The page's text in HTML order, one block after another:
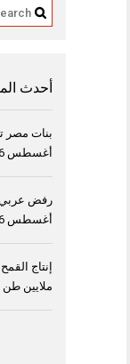
أحدث
بنات مصر
أغسطس 6, 2026
رفض عربي
أغسطس 6, 2026
ملايين طن